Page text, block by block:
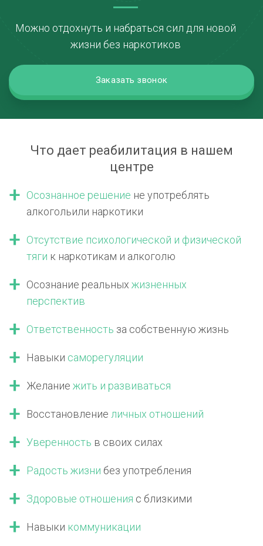
Можно отдохнуть и набраться сил для новой
жизни без наркотиков
Заказать звонок
Что дает реабилитация в нашем
центре
Осознанное решение не употреблять
алкогольили наркотики
Отсутствие психологической и физической
тяги к наркотикам и алкоголю
Осознание реальных жизненных
перспектив
Ответственность за собственную жизнь
Навыки саморегуляции
Желание жить и развиваться
Восстановление личных отношений
Уверенность в своих силах
Радость жизни без употребления
Здоровые отношения с близкими
Навыки коммуникации